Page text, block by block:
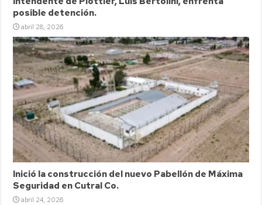
posible detención.
abril 28, 2026
Inició la construcción del nuevo Pabellón de Máxima
Seguridad en Cutral Co.
abril 24, 2026